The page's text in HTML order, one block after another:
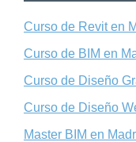
Curso de Revit en
Curso de BIM en
Curso de Diseño
Curso de Diseño
Master BIM en